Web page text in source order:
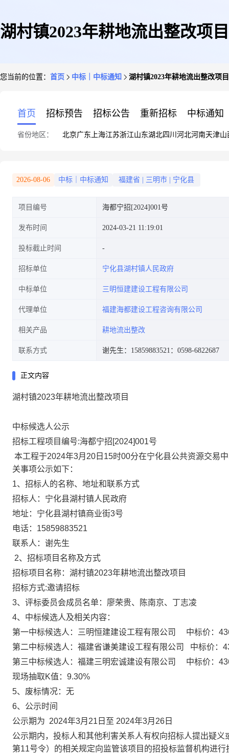
湖村镇2023年耕地流出整改项目
您当前的位置： 首页 中标｜中标通知 湖村镇2023年耕地流出整改项目
首页 招标预告 招标公告 重新招标 中标通知
省份地区： 北京广东 上海江苏浙江山东湖北四川 河北河南天津山
2026-08-06 中标｜中标通知 福建省 三明市 宁化县
项目编号 海都宁招[2024]001号
发布时间 2024-03-21 11:19:01
投标截止时间
招标单位 宁化县湖村镇人民政府
中标单位 三明恒建建设工程有限公司
代理单位 福建海都建设工程咨询有限公司
相关产品 耕地流出整改
联系方式 谢先生：15859883521 ：0598-6822687
正文内容
湖村镇2023年耕地流出整改项目
中标候选人公示
招标工程项目编号:海都宁招[2024]001号
本工程于2024年3月 20 日 15时00分在宁化县公共资源交易
关事项公示如下：
1、招标人的名称、地址和联系方式
招标人： 宁化县湖村镇人民政府
地址： 宁化县湖村镇商业街3号
电话： 15859883521
联系人： 谢先生
2、招标项目名称及方式
招标项目名称： 湖村镇2023年耕地流出整改项目
招标方式:邀请招标
3、 评标委员会成员名单： 廖荣贵、 陈南京、 丁志凌
4、 中标候选人及相关内容：
第一中标候选人 ：三明恒建建设工程有限公司 中标价：
第二中标候选人：福建省谦美建设工程有限公司
中标价：
第三中标候选人： 福建三明宏诚建设有限公司 中标价：
现场抽取K值： 9.30%
5、 废标情况：无
6、公示时间
公示期为 2024年3月 21 日至 2024年3月 26 日
公示期内，投标人和其他利害关系人有权向招标人提出疑
第11号令）的相关规定向监管该项目的招投标监督机构